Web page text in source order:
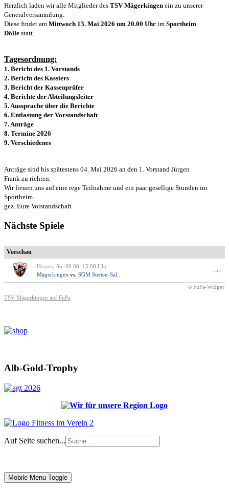
Herzlich laden wir alle Mitglieder des TSV Mägerkingen ein zu unserer
Generalversammlung.
Diese findet am Mittwoch 13. Mai 2026 um 20.00 Uhr im Sportheim
Dölle statt.
Tagesordnung:
1. Bericht des 1. Vorstands
2. Bericht des Kassiers
3. Bericht der Kassenprüfer
4. Berichte der Abteilungsleiter
5. Aussprache über die Berichte
6. Entlastung der Vorstandschaft
7. Anträge
8. Termine 2026
9. Verschiedenes
Anträge sind bis spätestens 04. Mai 2026 an den 1. Vorstand Jürgen
Frank zu richten.
Wir freuen uns auf eine rege Teilnahme und ein paar gesellige Stunden im
Sportheim.
gez. Eure Vorstandschaft
Nächste Spiele
Vorschau
Herren, So. 09.08. 15:00 Uhr
Mägerkingen vs. SGM Stetten-Sal...
-:-
© FuPa-Widget
TSV Mägerkingen auf FuPa
Alb-Gold-Trophy
Auf Seite suchen...
Mobile Menu Toggle